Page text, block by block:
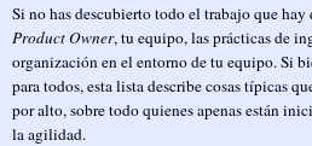
Si no has descubierto todo el trabajo que
Product Owner, tu equipo, las prácticas de
organización en el entorno de tu equipo. Si
para todos, esta lista describe cosas típicas
por alto, sobre todo quienes apenas están
la agilidad.